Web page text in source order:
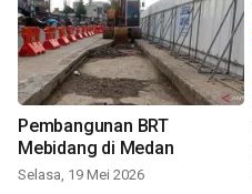
Pembangunan BRT
Mebidang di Medan
Selasa, 19 Mei 2026